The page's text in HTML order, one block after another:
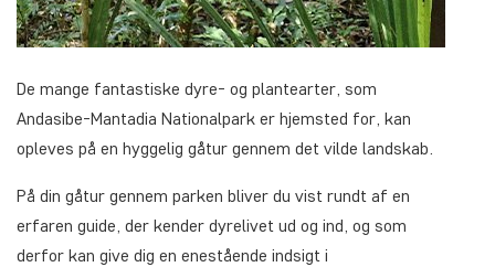
De mange fantastiske dyre- og plantearter, som
Andasibe-Mantadia Nationalpark er hjemsted for, kan
opleves på en hyggelig gåtur gennem det vilde landskab.
På din gåtur gennem parken bliver du vist rundt af en
erfaren guide, der kender dyrelivet ud og ind, og som
derfor kan give dig en enestående indsigt i